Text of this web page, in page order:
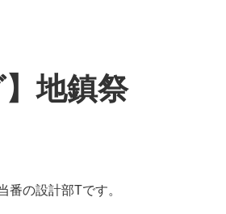
】地鎮祭
番の設計部Tです。